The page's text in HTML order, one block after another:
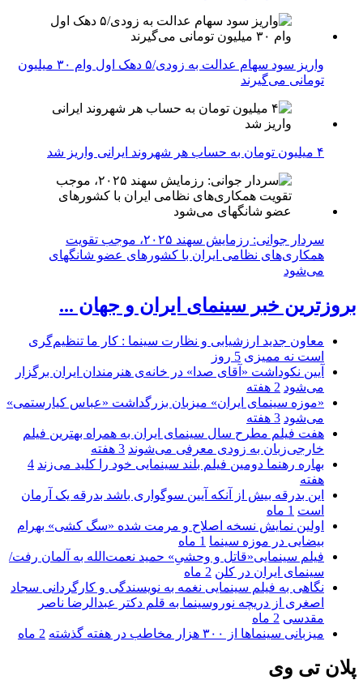
واریز سود سهام عدالت به زودی/۵ دهک اول وام ۳۰ میلیون
تومانی می‌گیرند
۴ میلیون تومان به حساب هر شهروند ایرانی واریز شد
سردار جوانی: رزمایش سهند ۲۰۲۵، موجب تقویت
همکاری‌های نظامی ایران با کشور‌های عضو شانگهای
می‌شود
بروزترین خبر سینمای ایران و جهان ...
معاون جدید ارزشیابی و نظارت سینما : کار ما تنظیم‌گری
است نه ممیزی 5 روز
آیین نکوداشت «آقای صدا» در خانه‌ی هنرمندان ایران برگزار
می‌شود 2 هفته
«موزه سینمای ایران» میزبان بزرگداشت «عباس کیارستمی»
می‌شود 3 هفته
هفت فیلم مطرح سال سینمای ایران به همراه بهترین فیلم
خارجی‌زبان به زودی معرفی می‌شوند 3 هفته
بهاره رهنما دومین فیلم بلند سینمایی خود را کلید می‌زند 4
هفته
این بدرقه بیش از آنکه آیین سوگواری باشد بدرقه یک آرمان
است 1 ماه
اولین نمایش نسخه اصلاح و مرمت شده «سگ کشی» بهرام
بیضایی در موزه سینما 1 ماه
فیلم سینمایی«قاتل و وحشیِ» حمید نعمت‌الله به آلمان رفت/
سینمای ایران در کلن 2 ماه
نگاهی به فیلم سینمایی نغمه به نویسندگی و کارگردانی سجاد
اصغری از دریچه نوروسینما به قلم دکتر عبدالرضا ناصر
مقدسی 2 ماه
میزبانی سینماها از ۳۰۰ هزار مخاطب در هفته گذشته
2 ماه
پلان تی وی